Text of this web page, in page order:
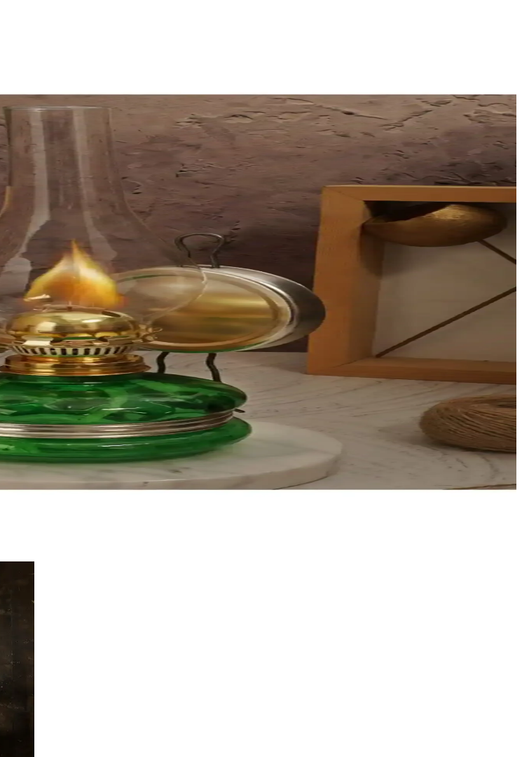
ve dayanıklılığıyla nostaljik atmosferler yaratır, uzun ömürlü ve ekonomik kullanım sağlar.
Özellikleri
çalışmasıyla öne çıkar, dekoratif ve fonksiyonel kullanıma uygundur.
renk seçenekleriyle estetik ve çevre dostu bir aydınlatma çözümüdür.
uzun süre güvenle kullanılır, kolay montaj ve temizliği sağlar.
Hava Katın
şıklık katar, fonksiyonel kullanımıyla öne çıkar.
Doğa Aktiviteleri İçin Uygun
enerji tasarrufu ve çevre dostu özellikleriyle öne çıkar.
Kamp Aydınlatması
dostu özellikleriyle kamp ve açık hava etkinlikleri için ideal bir gaz lambası.
Çözüm